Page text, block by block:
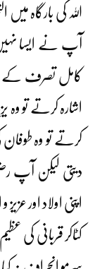
اللہ کی بارگاہ
آپ نے ایسا
کامل تصرف کے
اشارہ کرتے تو وہ
کرتے تو وہ
دیتی لیکن آپ
اپنی اولاد اور
کٹاکر قربانی کی